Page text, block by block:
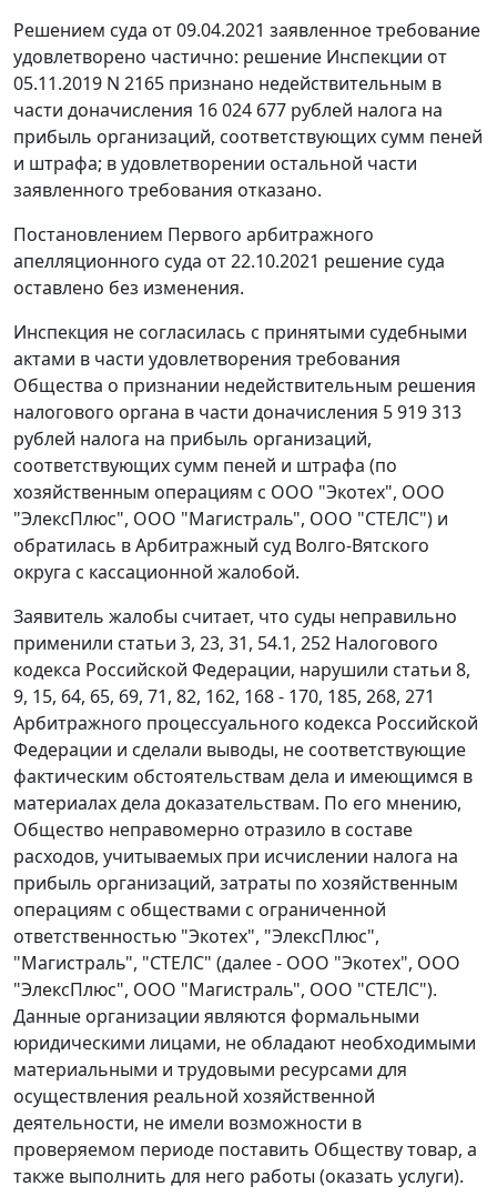
Решением суда от 09.04.2021 заявленное требование
удовлетворено частично: решение Инспекции от
05.11.2019 N 2165 признано недействительным в
части доначисления 16 024 677 рублей налога на
прибыль организаций, соответствующих сумм пеней
и штрафа; в удовлетворении остальной части
заявленного требования отказано.
Постановлением Первого арбитражного
апелляционного суда от 22.10.2021 решение суда
оставлено без изменения.
Инспекция не согласилась с принятыми судебными
актами в части удовлетворения требования
Общества о признании недействительным решения
налогового органа в части доначисления 5 919 313
рублей налога на прибыль организаций,
соответствующих сумм пеней и штрафа (по
хозяйственным операциям с ООО "Экотех", ООО
"ЭлексПлюс", ООО "Магистраль", ООО "СТЕЛС") и
обратилась в Арбитражный суд Волго-Вятского
округа с кассационной жалобой.
Заявитель жалобы считает, что суды неправильно
применили статьи 3, 23, 31, 54.1, 252 Налогового
кодекса Российской Федерации, нарушили статьи 8,
9, 15, 64, 65, 69, 71, 82, 162, 168 - 170, 185, 268, 271
Арбитражного процессуального кодекса Российской
Федерации и сделали выводы, не соответствующие
фактическим обстоятельствам дела и имеющимся в
материалах дела доказательствам. По его мнению,
Общество неправомерно отразило в составе
расходов, учитываемых при исчислении налога на
прибыль организаций, затраты по хозяйственным
операциям с обществами с ограниченной
ответственностью "Экотех", "ЭлексПлюс",
"Магистраль", "СТЕЛС" (далее - ООО "Экотех", ООО
"ЭлексПлюс", ООО "Магистраль", ООО "СТЕЛС").
Данные организации являются формальными
юридическими лицами, не обладают необходимыми
материальными и трудовыми ресурсами для
осуществления реальной хозяйственной
деятельности, не имели возможности в
проверяемом периоде поставить Обществу товар, а
также выполнить для него работы (оказать услуги).